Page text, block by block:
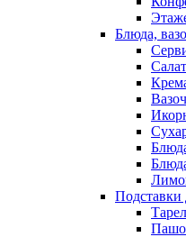
Блюда,
Подставки